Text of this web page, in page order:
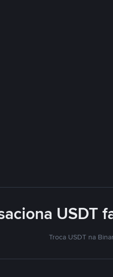
USDT
Troca USDT na